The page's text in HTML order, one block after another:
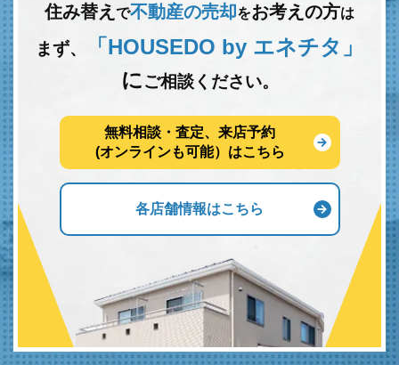
住み替え で不動産の売却をお考えの方は
まず、
「HOUSEDO by エネチタ」
にご相談ください。
無料相談・査定、来店予約
(オンラインも可能）はこちら
各店舗情報はこちら